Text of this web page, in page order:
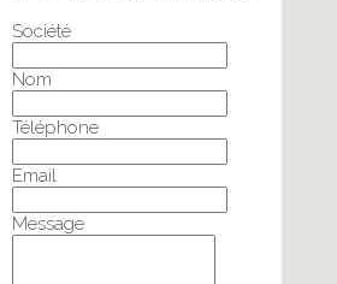
Société
Nom
Téléphone
Email
Message